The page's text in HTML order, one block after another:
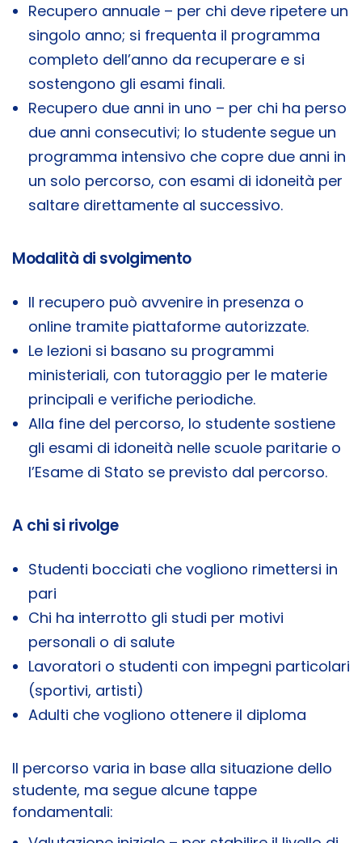
Recupero annuale – per chi deve ripetere un
singolo anno; si frequenta il programma
completo dell’anno da recuperare e si
sostengono gli esami finali.
Recupero due anni in uno – per chi ha perso
due anni consecutivi; lo studente segue un
programma intensivo che copre due anni in
un solo percorso, con esami di idoneità per
saltare direttamente al successivo.
Modalità di svolgimento
Il recupero può avvenire in presenza o
online tramite piattaforme autorizzate.
Le lezioni si basano su programmi
ministeriali, con tutoraggio per le materie
principali e verifiche periodiche.
Alla fine del percorso, lo studente sostiene
gli esami di idoneità nelle scuole paritarie o
l’Esame di Stato se previsto dal percorso.
A chi si rivolge
Studenti bocciati che vogliono rimettersi in
pari
Chi ha interrotto gli studi per motivi
personali o di salute
Lavoratori o studenti con impegni particolari
(sportivi, artisti)
Adulti che vogliono ottenere il diploma
Il percorso varia in base alla situazione dello
studente, ma segue alcune tappe
fondamentali: